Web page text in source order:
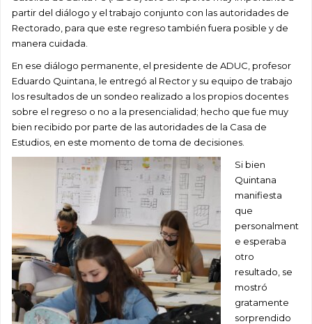
partir del diálogo y el trabajo conjunto con las autoridades de
Rectorado, para que este regreso también fuera posible y de
manera cuidada.
En ese diálogo permanente, el presidente de ADUC, profesor
Eduardo Quintana, le entregó al Rector y su equipo de trabajo
los resultados de un sondeo realizado a los propios docentes
sobre el regreso o no a la presencialidad; hecho que fue muy
bien recibido por parte de las autoridades de la Casa de
Estudios, en este momento de toma de decisiones.
Si bien
Quintana
manifiesta
que
personalment
e esperaba
otro
resultado, se
mostró
gratamente
sorprendido